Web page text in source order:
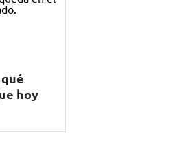
hoy